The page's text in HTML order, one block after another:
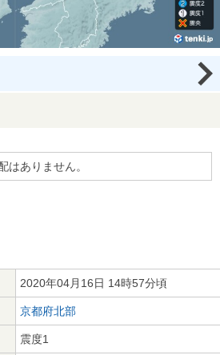
はありません。
2020年04月16日 14時57分頃
京都府北部
震度1